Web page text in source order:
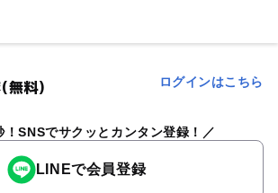
(無料) ログインはこちら
！SNSでサクッとカンタン登録！
LINEで会員登録